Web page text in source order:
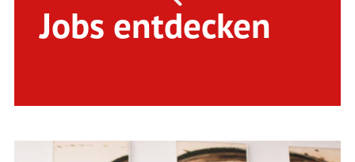
Jobs entdecken